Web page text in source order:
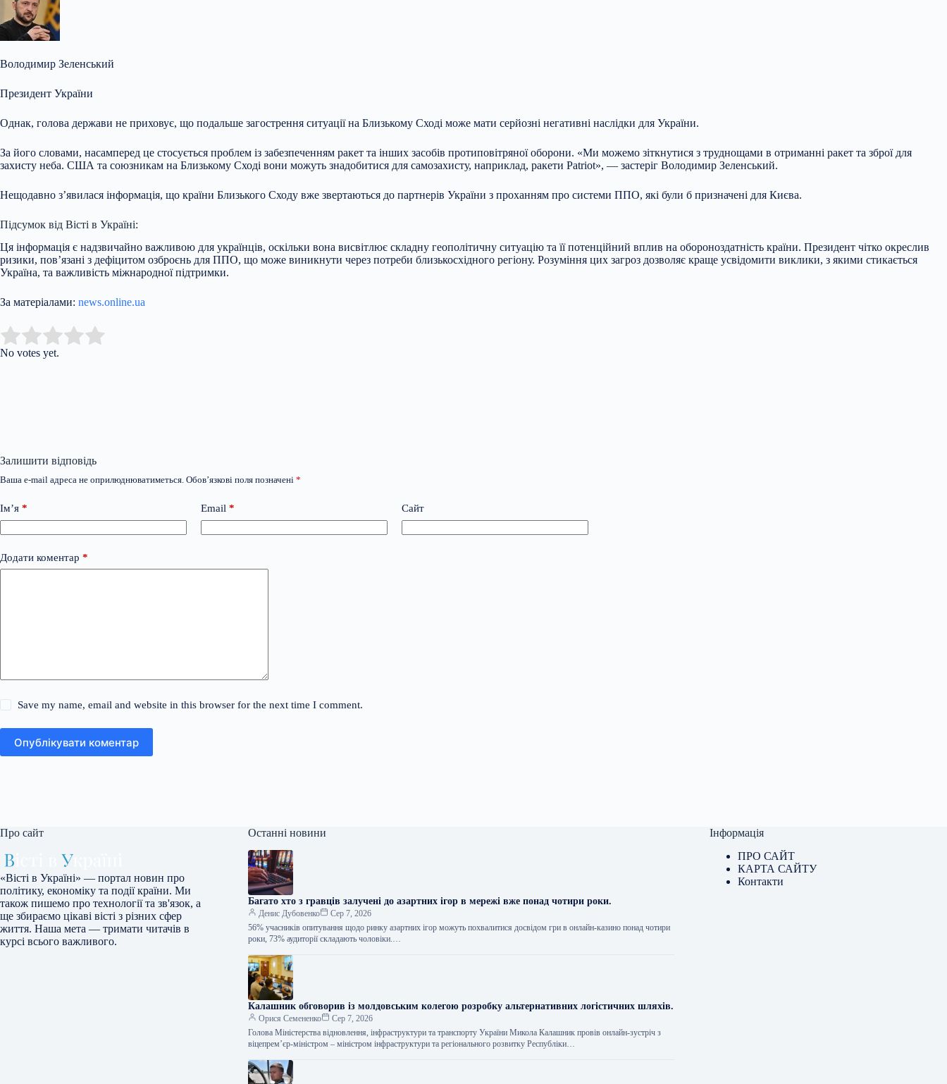
Володимир Зеленський
Президент України
Однак, голова держави не приховує, що подальше загострення ситуації на Близькому Сході може мати серйозні негативні наслідки для України.
За його словами, насамперед це стосується проблем із забезпеченням ракет та інших засобів протиповітряної оборони. «Ми можемо зіткнутися з труднощами в отриманні ракет та зброї для
захисту неба. США та союзникам на Близькому Сході вони можуть знадобитися для самозахисту, наприклад, ракети Patriot», — застеріг Володимир Зеленський.
Нещодавно з’явилася інформація, що країни Близького Сходу вже звертаються до партнерів України з проханням про системи ППО, які були б призначені для Києва.
Підсумок від Вісті в Україні:
Ця інформація є надзвичайно важливою для українців, оскільки вона висвітлює складну геополітичну ситуацію та її потенційний вплив на обороноздатність країни. Президент чітко окреслив
ризики, пов’язані з дефіцитом озброєнь для ППО, що може виникнути через потреби близькосхідного регіону. Розуміння цих загроз дозволяє краще усвідомити виклики, з якими стикається
Україна, та важливість міжнародної підтримки.
За матеріалами: news.online.ua
Rate this item:
No votes yet.
Залишити відповідь
Ваша e-mail адреса не оприлюднюватиметься. Обов’язкові поля позначені *
Ім’я * Email * Сайт
Додати коментар *
Save my name, email and website in this browser for the next time I comment.
Опублікувати коментар
Про сайт
«Вісті в Україні» — портал новин про
політику, економіку та події країни. Ми
також пишемо про технології та зв'язок, а
ще збираємо цікаві вісті з різних сфер
життя. Наша мета — тримати читачів в
курсі всього важливого.
Останні новини
Багато хто з гравців залучені до азартних ігор в мережі вже понад чотири роки.
Денис Дубовенко
Сер 7, 2026
56% учасників опитування щодо ринку азартних ігор можуть похвалитися досвідом гри в онлайн-казино понад чотири
роки, 73% аудиторії складають чоловіки.…
Калашник обговорив із молдовським колегою розробку альтернативних логістичних шляхів.
Орися Семененко
Сер 7, 2026
Голова Міністерства відновлення, інфраструктури та транспорту України Микола Калашник провів онлайн-зустріч з
віцепрем’єр-міністром – міністром інфраструктури та регіонального розвитку Республіки…
Інформація
ПРО САЙТ
КАРТА САЙТУ
Контакти